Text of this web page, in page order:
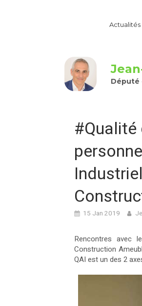
Actualités
Député
#Qualité
15 Jan 2019
Rencontres avec
Construction
QAI est un des 2